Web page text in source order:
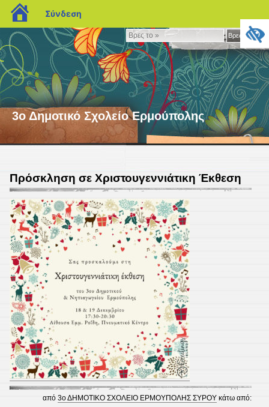
Βρες
το
»
Βρες το »
3ο Δημοτικό Σχολείο Ερμούπολης
Πρόσκληση σε Χριστουγεννιάτικη Έκθεση
από3ο ΔΗΜΟΤΙΚΟ ΣΧΟΛΕΙΟ ΕΡΜΟΥΠΟΛΗΣ ΣΥΡΟΥ κάτω από:
blogs.sch.gr
Σύνδεση